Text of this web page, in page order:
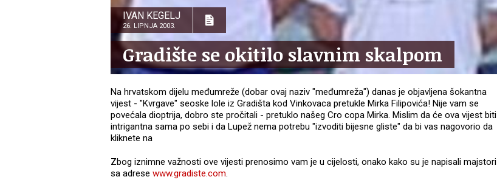
IVAN KEGELJ
26. LIPNJA 2003.
Gradište se okitilo slavnim skalpom
Na hrvatskom dijelu međumreže (dobar ovaj naziv "međumreža") danas je objavljena šokantna
vijest - "Kvrgave" seoske lole iz Gradišta kod Vinkovaca pretukle Mirka Filipovića! Nije vam se
povećala dioptrija, dobro ste pročitali - pretuklo našeg Cro copa Mirka. Mislim da će ova vijest biti
intrigantna sama po sebi i da Lupež nema potrebu "izvoditi bijesne gliste" da bi vas nagovorio da
kliknete na
Zbog iznimne važnosti ove vijesti prenosimo vam je u cijelosti, onako kako su je napisali majstori
sa adrese www.gradiste.com.